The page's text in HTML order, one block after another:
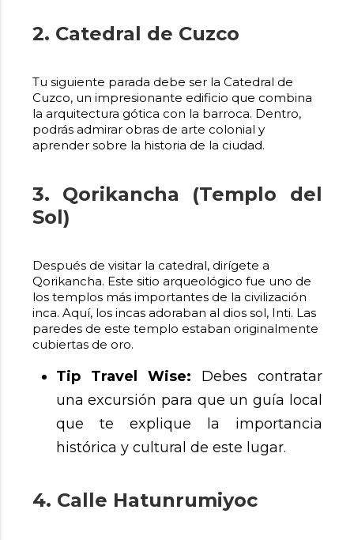
2. Catedral de Cuzco
Tu siguiente parada debe ser la Catedral de
Cuzco, un impresionante edificio que combina
la arquitectura gótica con la barroca. Dentro,
podrás admirar obras de arte colonial y
aprender sobre la historia de la ciudad.
3. Qorikancha (Templo del
Sol)
Después de visitar la catedral, dirígete a
Qorikancha. Este sitio arqueológico fue uno de
los templos más importantes de la civilización
inca. Aquí, los incas adoraban al dios sol, Inti. Las
paredes de este templo estaban originalmente
cubiertas de oro.
Tip Travel Wise: Debes contratar
una excursión para que un guía local
que te explique la importancia
histórica y cultural de este lugar.
4. Calle Hatunrumiyoc